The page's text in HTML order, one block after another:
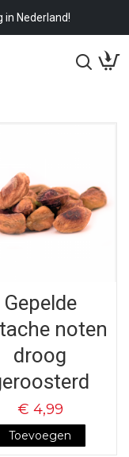
in Nederland!
Gepelde
noten
droog
€ 4,99
Toevoegen